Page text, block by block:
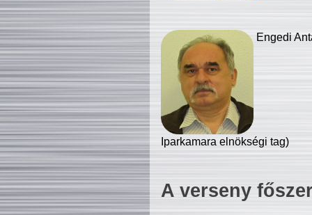
Engedi
Iparkamara elnökségi tag)
A verseny